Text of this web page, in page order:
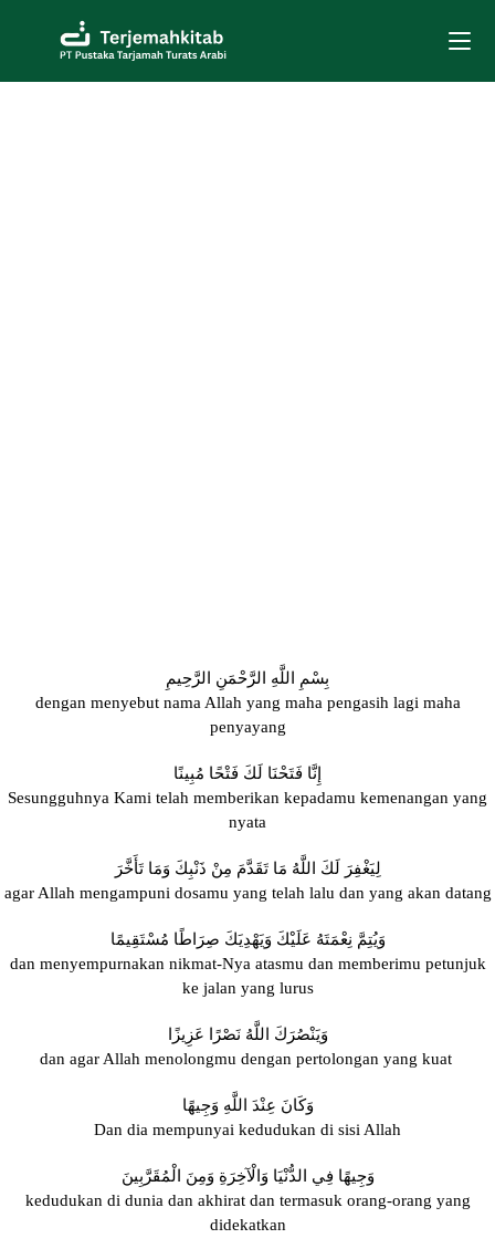
بِسْمِ اللَّهِ الرَّحْمَنِ الرَّحِيمِ
dengan menyebut nama Allah yang maha pengasih lagi maha
penyayang
إِنَّا فَتَحْنَا لَكَ فَتْحًا مُبِينًا
Sesungguhnya Kami telah memberikan kepadamu kemenangan yang
nyata
لِيَغْفِرَ لَكَ اللَّهُ مَا تَقَدَّمَ مِنْ ذَنْبِكَ وَمَا تَأَخَّرَ
agar Allah mengampuni dosamu yang telah lalu dan yang akan datang
وَيُتِمَّ نِعْمَتَهُ عَلَيْكَ وَيَهْدِيَكَ صِرَاطًا مُسْتَقِيمًا
dan menyempurnakan nikmat-Nya atasmu dan memberimu petunjuk
ke jalan yang lurus
وَيَنْصُرَكَ اللَّهُ نَصْرًا عَزِيزًا
dan agar Allah menolongmu dengan pertolongan yang kuat
وَكَانَ عِنْدَ اللَّهِ وَجِيهًا
Dan dia mempunyai kedudukan di sisi Allah
وَجِيهًا فِي الدُّنْيَا وَالْآخِرَةِ وَمِنَ الْمُقَرَّبِينَ
kedudukan di dunia dan akhirat dan termasuk orang-orang yang
didekatkan